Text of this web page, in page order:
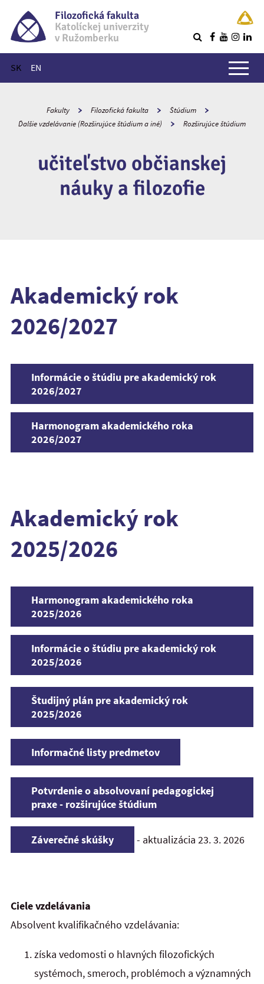
Filozofická fakulta
Katolíckej univerzity
v Ružomberku
SK EN
Hlavné menu
Fakulty Filozofická fakulta
Štúdium
Ďalšie vzdelávanie (Rozširujúce štúdium a iné)
Rozširujúce štúdium
učiteľstvo občianskej
náuky a filozofie
Akademický rok
2026/2027
Informácie o štúdiu pre akademický rok
2026/2027
Harmonogram akademického roka
2026/2027
Akademický rok
2025/2026
Harmonogram akademického roka
2025/2026
Informácie o štúdiu pre akademický rok
2025/2026
Študijný plán pre akademický rok
2025/2026
Informačné listy predmetov
Potvrdenie o absolvovaní pedagogickej
praxe - rozširujúce štúdium
Záverečné skúšky - aktualizácia 23. 3. 2026
Ciele vzdelávania
Absolvent kvalifikačného vzdelávania:
získa vedomosti o hlavných filozofických
systémoch, smeroch, problémoch a významných